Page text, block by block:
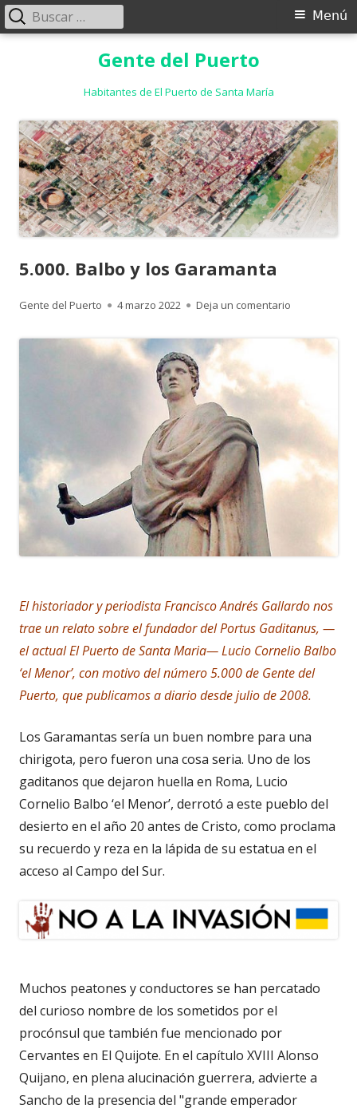
Gente del Puerto
Habitantes de El Puerto de Santa María
Menú
Menú
Buscar:
5.000. Balbo y los Garamanta
Autor
Gente del Puerto
Publicado
4 marzo 2022 Deja un comentario
El historiador y periodista Francisco Andrés Gallardo nos
trae un relato sobre el fundador del Portus Gaditanus, —
el actual El Puerto de Santa Maria— Lucio Cornelio Balbo
‘el Menor’, con motivo del número 5.000 de Gente del
Puerto, que publicamos a diario desde julio de 2008.
Los Garamantas sería un buen nombre para una
chirigota, pero fueron una cosa seria. Uno de los
gaditanos que dejaron huella en Roma, Lucio
Cornelio Balbo ‘el Menor’, derrotó a este pueblo del
desierto en el año 20 antes de Cristo, como proclama
su recuerdo y reza en la lápida de su estatua en el
acceso al Campo del Sur.
Muchos peatones y conductores se han percatado
del curioso nombre de los sometidos por el
procónsul que también fue mencionado por
Cervantes en El Quijote. En el capítulo XVIII Alonso
Quijano, en plena alucinación guerrera, advierte a
Sancho de la presencia del "grande emperador